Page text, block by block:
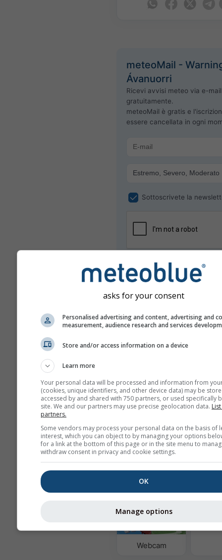
meteoMail -
Ávanuorri
Ricevi avvisi meteo via e-mail
gratuitamente.
meteoMail è gratis e
essere cancellata in ogni
Sottoscrivete la
Non condividiamo il vostro
con terzi, come indicato nella
aderite ai nostri termini e
Ulteriori dati meteo
Mappe
meteorologiche
Webcam
asks for your consent
Personalised advertising and content, advertising and
measurement, audience research and services
Store and/or access information on a device
Learn more
Your personal data will be processed and information from
(cookies, unique identifiers, and other device data) may be
accessed by and shared with 750 partners, or used specifically
site. We and our partners may use precise geolocation data.
partners.
Some vendors may process your personal data on the basis of
interest, which you can object to by managing your options
for a link at the bottom of this page or in the site menu to
withdraw consent in privacy and cookie settings.
OK
Manage options